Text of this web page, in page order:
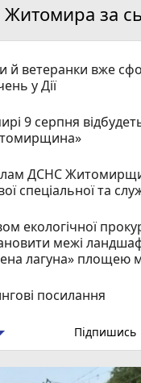
за
й ветеранки вже
у Дії
9 серпня
ДСНС
спеціальної та
екологічної
межі
лагуна» площею
посилання
Підпишись